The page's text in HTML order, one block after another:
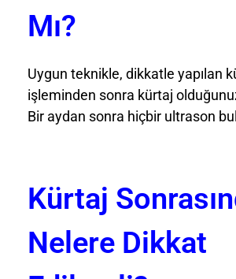
Mı?
Uygun teknikle, dikkatle yapılan
işleminden sonra kürtaj
Bir aydan sonra hiçbir ultrason
Kürtaj
Nelere Dikkat